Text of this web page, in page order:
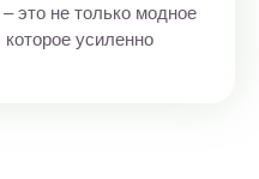
это не только модное
усиленно